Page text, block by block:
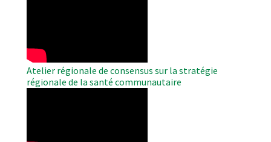
Atelier régionale de consensus sur la stratégie
régionale de la santé communautaire